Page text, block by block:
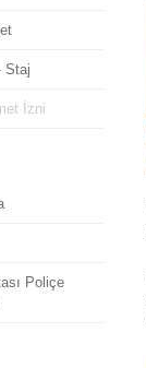
Staj
İzni
Poliçe